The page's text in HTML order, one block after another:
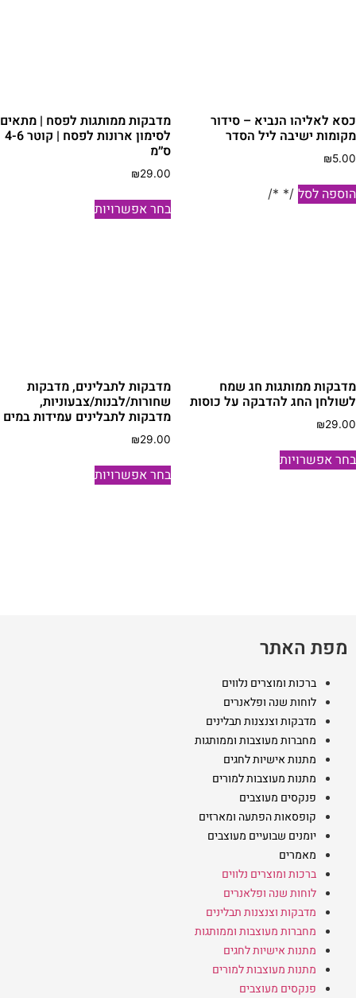
לאליהו הנביא – סידור
ישיבה ליל הסדר
₪
לסל /* */
מדבקות ממותגות לפסח | מתאים
לסימון ארונות לפסח | קוטר 4-6
ס״מ
₪29.00
בחר אפשרויות
למוצר
זה
המוצר
ממותגות חג שמח
החג להדבקה על כוסות
₪
אפשרויותזה
מדבקות לתבלינים, מדבקות
שחורות/לבנות/צבעוניות,
מדבקות לתבלינים עמידות במים
₪29.00
בחר אפשרויותזה
מפת האתר
ברכות ומוצרים נלווים
לוחות שנה ופלאנרים
מדבקות וצנצנות תבלינים
מחברות מעוצבות וממותגות
מתנות אישיות לחגים
מתנות מעוצבות למורים
פנקסים מעוצבים
קופסאות הפתעה ומארזים
יומנים שבועיים מעוצבים
מאמרים
ברכות ומוצרים נלווים
לוחות שנה ופלאנרים
מדבקות וצנצנות תבלינים
מחברות מעוצבות וממותגות
מתנות אישיות לחגים
מתנות מעוצבות למורים
פנקסים מעוצבים